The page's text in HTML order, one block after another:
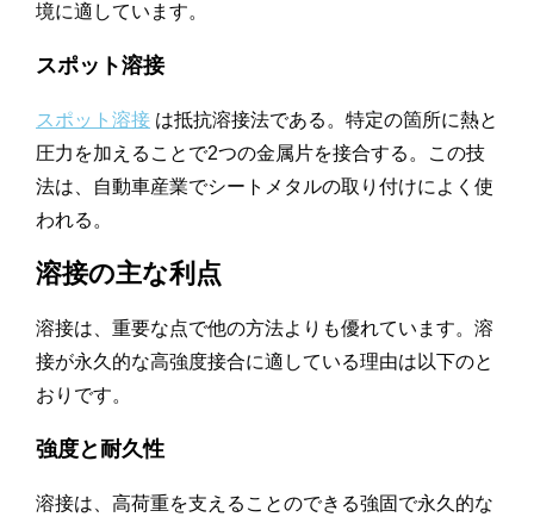
境に適しています。
スポット溶接
スポット溶接 は抵抗溶接法である。特定の箇所に熱と
圧力を加えることで2つの金属片を接合する。この技
法は、自動車産業でシートメタルの取り付けによく使
われる。
溶接の主な利点
溶接は、重要な点で他の方法よりも優れています。溶
接が永久的な高強度接合に適している理由は以下のと
おりです。
強度と耐久性
溶接は、高荷重を支えることのできる強固で永久的な